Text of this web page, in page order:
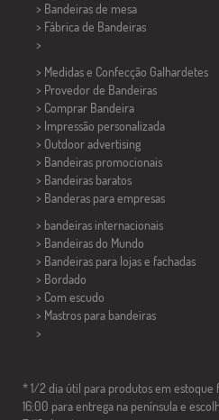
> Bandeiras de mesa
> Fábrica de Bandeiras
>
> Medidas e Confecção Galhardetes
> Provedor de Bandeiras
> Comprar Bandeira
> Impressão personalizada
> Outdoor advertising
> Bandeiras promocionais
> Bandeiras baratos
> Banderas para empresas
> bandeiras internacionais
> Bandeiras do Mundo
> Bandeiras para lojas e fachadas
> Bordado
> Com escudo
> Mastros para bandeiras
>
* 1/2 dia útil para produtos em estoque
16:00 para entrega na península e